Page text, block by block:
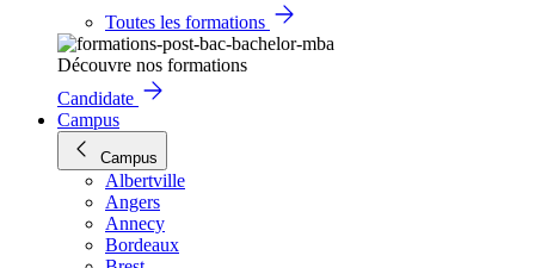
Toutes les formations
Découvre nos formations
Candidate
Campus
Campus
Albertville
Angers
Annecy
Bordeaux